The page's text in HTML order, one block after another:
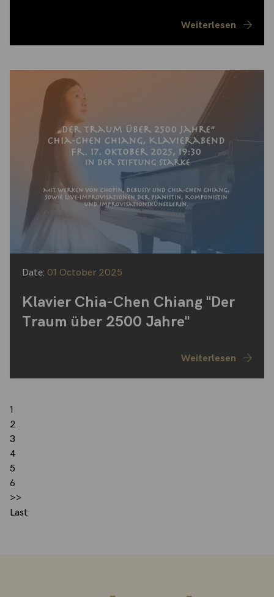
Weiterlesen
Date: 01 October 2025
Klavier Chia-Chen Chiang "Der
Traum über 2500 Jahre"
Weiterlesen
1
2
3
4
5
6
>>
Last